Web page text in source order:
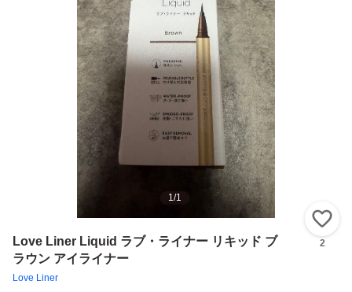
1/1
Love Liner Liquid ラブ・ライナー リキッド ブ
ラウン アイライナー
Love Liner
2